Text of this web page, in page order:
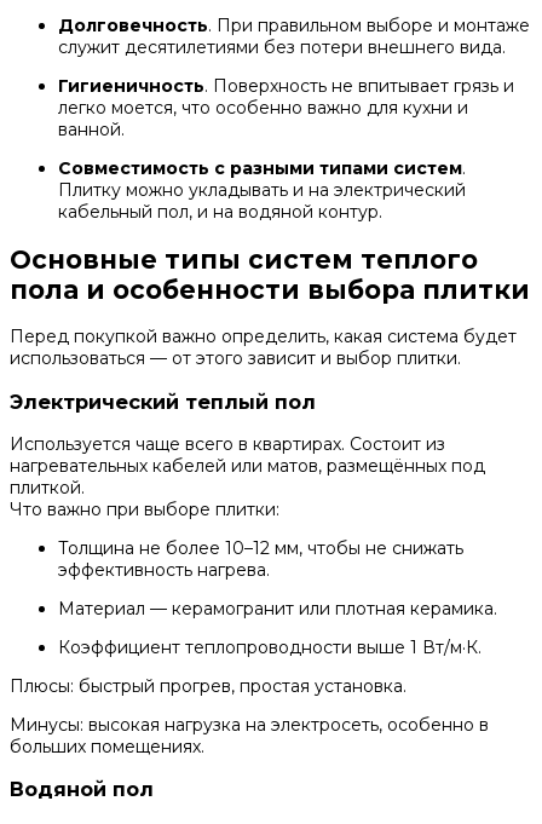
Долговечность. При правильном выборе и монтаже
служит десятилетиями без потери внешнего вида.
Гигиеничность. Поверхность не впитывает грязь и
легко моется, что особенно важно для кухни и
ванной.
Совместимость с разными типами систем.
Плитку можно укладывать и на электрический
кабельный пол, и на водяной контур.
Основные типы систем теплого
пола и особенности выбора плитки
Перед покупкой важно определить, какая система будет
использоваться — от этого зависит и выбор плитки.
Электрический теплый пол
Используется чаще всего в квартирах. Состоит из
нагревательных кабелей или матов, размещённых под
плиткой.
Что важно при выборе плитки:
Толщина не более 10–12 мм, чтобы не снижать
эффективность нагрева.
Материал — керамогранит или плотная керамика.
Коэффициент теплопроводности выше 1 Вт/м·К.
Плюсы: быстрый прогрев, простая установка.
Минусы: высокая нагрузка на электросеть, особенно в
больших помещениях.
Водяной пол